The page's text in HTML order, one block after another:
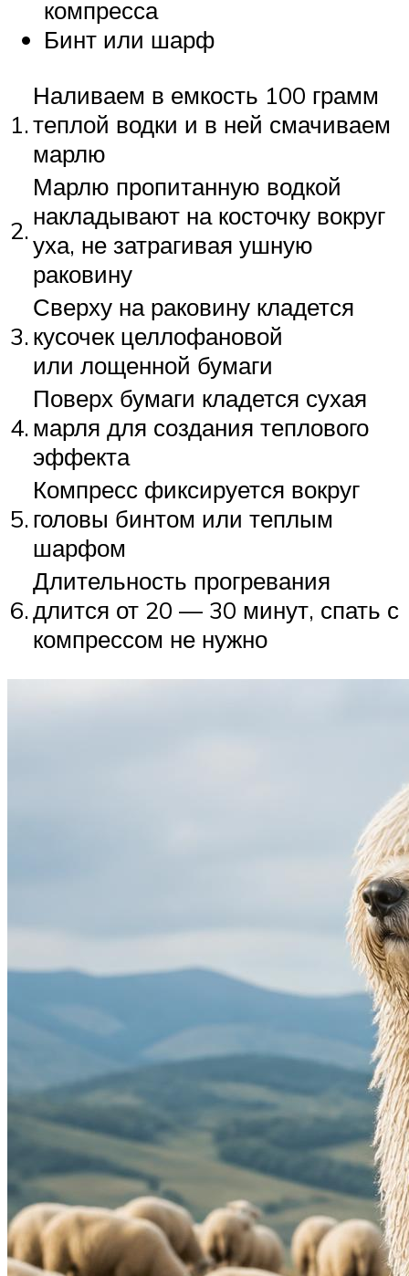
компресса
Бинт или шарф
1.
Наливаем в емкость 100 грамм
теплой водки и в ней смачиваем
марлю
2.
Марлю пропитанную водкой
накладывают на косточку вокруг
уха, не затрагивая ушную
раковину
3.
Сверху на раковину кладется
кусочек целлофановой
или лощенной бумаги
4.
Поверх бумаги кладется сухая
марля для создания теплового
эффекта
5.
Компресс фиксируется вокруг
головы бинтом или теплым
шарфом
6.
Длительность прогревания
длится от 20 — 30 минут, спать с
компрессом не нужно